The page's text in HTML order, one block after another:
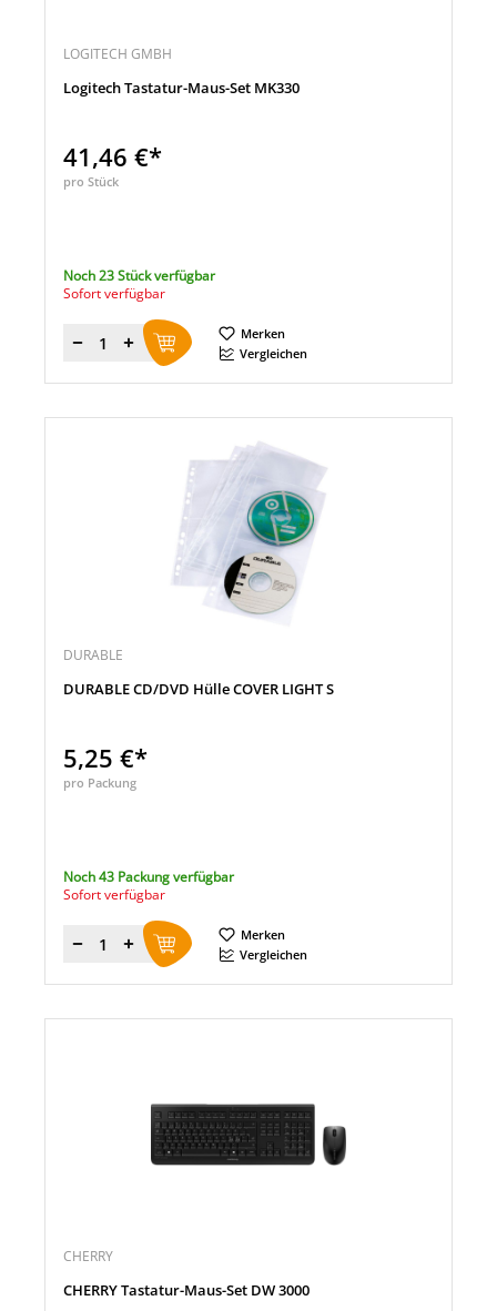
LOGITECH GMBH
Logitech Tastatur-Maus-Set MK330
41,46 €*
pro Stück
Noch 23 Stück verfügbar
Sofort verfügbar
Menge
Merken
Vergleichen
DURABLE
DURABLE CD/DVD Hülle COVER LIGHT S
5,25 €*
pro Packung
Noch 43 Packung verfügbar
Sofort verfügbar
Menge
Merken
Vergleichen
CHERRY
CHERRY Tastatur-Maus-Set DW 3000